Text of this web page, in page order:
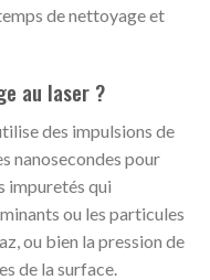
de nettoyage et
au laser ?
des impulsions de
nanosecondes pour
impuretés qui
ou les particules
ou bien la pression de
de la surface.